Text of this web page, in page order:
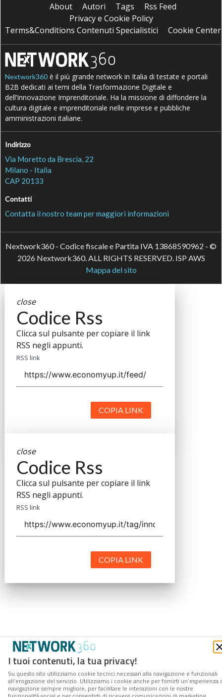
I tuoi contenuti, la tua privacy!
Su questo sito utilizziamo cookie tecnici necessari alla navigazione e funzionali
all’erogazione del servizio. Utilizziamo i cookie anche per fornirti un’esperienza
navigazione sempre migliore, per facilitare le interazioni con le nostre
About Autori Tags
Rss Feed
Privacy e Cookie Policy
Terms&Conditions Contenuti Specialistici
Cookie Center
Nextwork360 è il più grande network in Italia di testate e portali
B2B dedicati ai temi della Trasformazione Digitale e
dell’Innovazione Imprenditoriale. Ha la missione di diffondere la
cultura digitale e imprenditoriale nelle imprese e pubbliche
amministrazioni italiane.
Indirizzo
Via Moretto da Brescia, 22
Milano - Italia
CAP 20133
Contatti
Contatta il nostro team per maggiori informazioni
Nextwork360 - Codice fiscale e Partita IVA 13868590962 - ©
2026 Nextwork360. ALL RIGHTS RESERVED. ISP AWS
Mappa del sito
close
Codice Rss
Clicca sul pulsante per copiare il link
RSS negli appunti.
RSS link
COPIA LINK
close
Codice Rss
Clicca sul pulsante per copiare il link
RSS negli appunti.
RSS link
COPIA LINK